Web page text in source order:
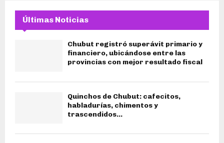
Últimas Noticias
Chubut registró superávit primario y
financiero, ubicándose entre las
provincias con mejor resultado fiscal
Quinchos de Chubut: cafecitos,
habladurías, chimentos y
trascendidos…